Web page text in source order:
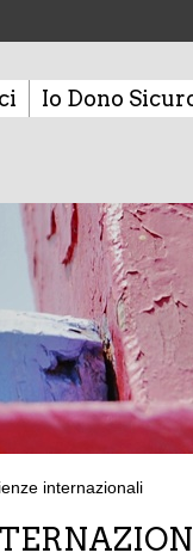
Io Dono
internazionali